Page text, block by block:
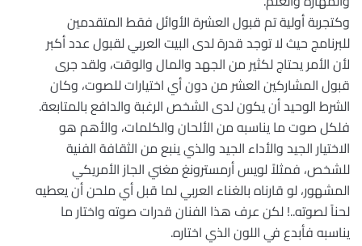
وكتجربة أولية تم قبول العشرة الأوائل فقط المتقدمين
للبرنامج حيث لا توجد قدرة لدى البيت العربي لقبول عدد أكبر
لأن الأمر يحتاج لكثير من الجهد والمال والوقت، ولقد جرى
قبول المشاركين العشر من دون أي اختيارات للصوت، وكان
الشرط الوحيد أن يكون لدى الشخص الرغبة والدافع بالمتابعة. ‏
فلكل صوت ما يناسبه من الألحان والكلمات، والأهم هو
الاختيار الجيد والأداء الجيد والذي ينبع من الثقافة الفنية
للشخص، فمثلاً لويس أرمسترونغ مغني الجاز الأمريكي
المشهور، لو قارناه بالغناء العربي لما قبل أي ملحن أن يعطيه
لحناً لصوته..! لكن عرف هذا الفنان قدرات صوته واختار ما
يناسبه فأبدع في اللون الذي اختاره. ‏